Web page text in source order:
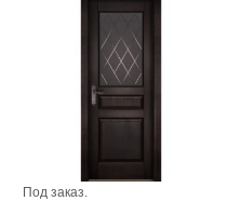
Под заказ.